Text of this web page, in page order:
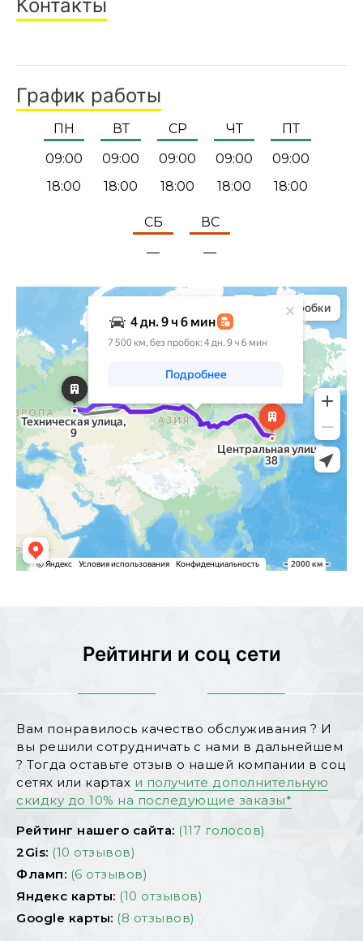
Контакты
График работы
ПН
09:00
18:00
ВТ
09:00
18:00
СР
09:00
18:00
ЧТ
09:00
18:00
ПТ
09:00
18:00
СБ
—
ВС
—
Рейтинги и соц сети
Вам понравилось качество обслуживания ? И
вы решили сотрудничать с нами в дальнейшем
? Тогда оставьте отзыв о нашей компании в соц
сетях или картах и получите дополнительную
скидку до 10% на последующие заказы*
Рейтинг нашего сайта: (117 голосов)
2Gis: (10 отзывов)
Фламп: (6 отзывов)
Яндекс карты: (10 отзывов)
Google карты: (8 отзывов)